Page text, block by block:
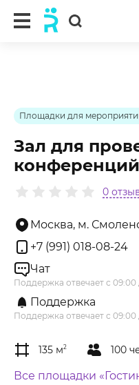
Площадки для
Зал для
0
Москва, м.
+7 (991) 018-08-24
Чат
Поддержка отвечает с 09:00
Поддержка
Поддержка отвечает с 09:00
135 м2 100
Все площадки